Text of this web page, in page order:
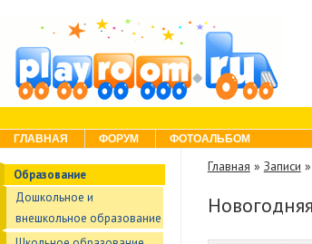
Menu
Skip to content
ГЛАВНАЯ ФОРУМ ФОТОАЛЬБОМ
Образование
Дошкольное и
внешкольное образование
Главная » Записи »